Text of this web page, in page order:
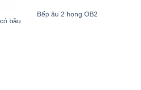
bầu
Bếp âu 2 họng OB2